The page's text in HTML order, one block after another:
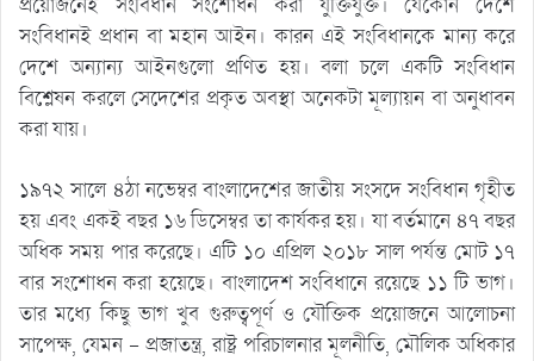
প্রয়োজনেই সংবিধান সংশোধন করা যুক্তিযুক্ত। যেকোন দেশে
সংবিধানই প্রধান বা মহান আইন। কারন এই সংবিধানকে মান্য করে
দেশে অন্যান্য আইনগুলো প্রণিত হয়। বলা চলে একটি সংবিধান
বিশ্লেষন করলে সেদেশের প্রকৃত অবস্থা অনেকটা মূল্যায়ন বা অনুধাবন
করা যায়।
১৯৭২ সালে ৪ঠা নভেম্বর বাংলাদেশের জাতীয় সংসদে সংবিধান গৃহীত
হয় এবং একই বছর ১৬ ডিসেম্বর তা কার্যকর হয়। যা বর্তমানে ৪৭ বছর
অধিক সময় পার করেছে। এটি ১০ এপ্রিল ২০১৮ সাল পর্যন্ত মোট ১৭
বার সংশোধন করা হয়েছে। বাংলাদেশ সংবিধানে রয়েছে ১১ টি ভাগ।
তার মধ্যে কিছু ভাগ খুব গুরুত্বপূর্ণ ও যৌক্তিক প্রয়োজনে আলোচনা
সাপেক্ষ, যেমন – প্রজাতন্ত্র, রাষ্ট্র পরিচালনার মূলনীতি, মৌলিক অধিকার